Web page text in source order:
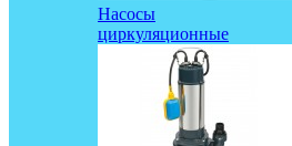
Насосы
циркуляционные